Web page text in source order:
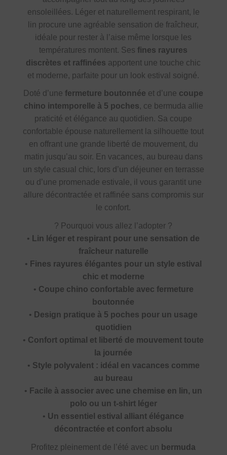
ensoleillées. Léger et naturellement respirant, le
lin procure une agréable sensation de fraîcheur,
idéale pour rester à l’aise même lorsque les
températures montent. Sesfines rayures
discrètes et raffinées apportent une touche chic
et moderne, parfaite pour un look estival soigné.
Doté d’unefermeture boutonnée et d’une coupe
chino intemporelle à 5 poches, ce bermuda allie
praticité et élégance au quotidien. Sa coupe
confortable épouse naturellement la silhouette tout
en offrant une grande liberté de mouvement, du
matin jusqu’au soir. En vacances, au bureau dans
un style casual chic, lors d’un déjeuner en terrasse
ou d’une promenade estivale, il vous garantit une
allure décontractée et raffinée sans compromis sur
le confort.
? Pourquoi vous allez l’adopter ?
• Lin léger et respirant pour une sensation de
fraîcheur naturelle
• Fines rayures élégantes pour un style estival
chic et moderne
• Coupe chino confortable avec fermeture
boutonnée
• Design pratique à 5 poches pour un usage
quotidien
• Confort optimal et liberté de mouvement toute
la journée
• Style polyvalent : idéal en vacances comme
au bureau
• Facile à associer avec une chemise en lin, un
polo ou un t-shirt léger
• Un essentiel estival alliant élégance
décontractée et confort absolu
Profitez pleinement de l’été avec un bermuda